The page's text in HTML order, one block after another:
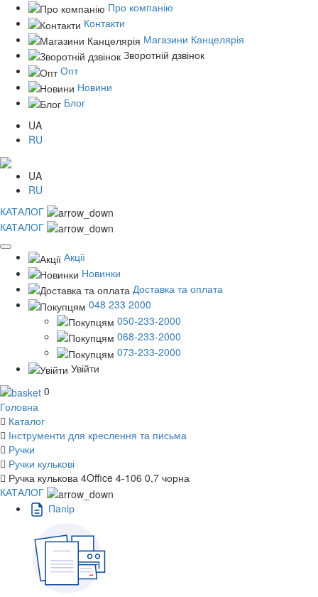
Про компанію
Контакти
Магазини Канцелярія
Зворотній дзвінок
Опт
Новини
Блог
UA
RU
UA
RU
КАТАЛОГ
КАТАЛОГ
Акції
Новинки
Доставка та оплата
048 233 2000
050-233-2000
068-233-2000
073-233-2000
Увійти
0
Головна
Каталог
Інструменти для креслення та письма
Ручки
Ручки кулькові
Ручка кулькова 4Office 4-106 0,7 чорна
КАТАЛОГ
Пaпiр